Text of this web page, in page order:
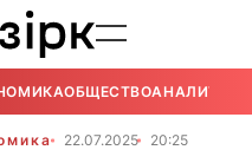
ОБЩЕСТВОАНАЛИТИКА
22.07.2025 20:25